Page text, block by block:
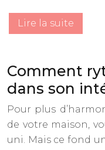
Lire la suite
Comment
dans son
Pour plus
de votre maison,
uni. Mais ce fond